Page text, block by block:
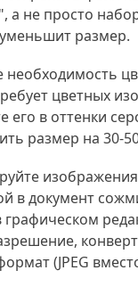
а не просто
размер.
необходимость
цветных
его в оттенки
размер на 30-
в документ
(JPEG